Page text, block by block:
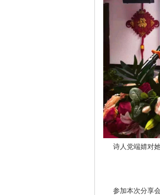
诗人党端婧对她
参加本次分享会